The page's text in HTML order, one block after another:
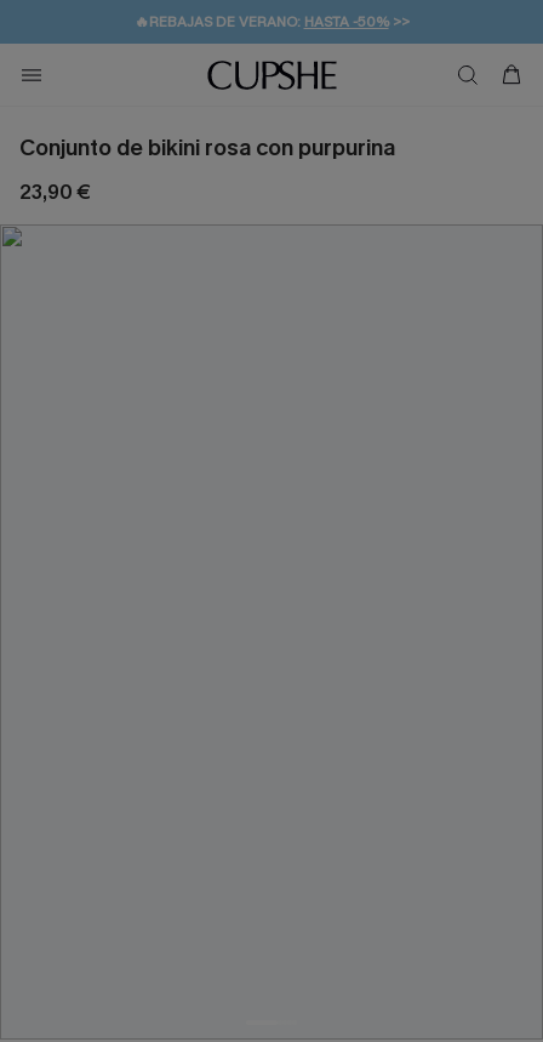
👒PROMOCIÓN DE VERANO:-10% EN 2 VESTIDOS
💌¡SUSCRIBIRSE & GANAR -10% EXTRA!
🚚ENVÍO GRATUITO A PARTIR DE 49 € >>
Conjunto de bikini rosa con purpurina
23,90 €